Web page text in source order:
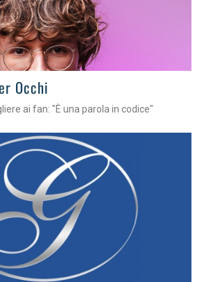
Occhi
ai fan: "È una parola in codice"